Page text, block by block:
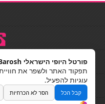
פורטל היופי הישראלי Barosh
תפקוד האתר ולשפר את
עוגיות להפעיל.
קבל הכל הסר לא הכרחיות